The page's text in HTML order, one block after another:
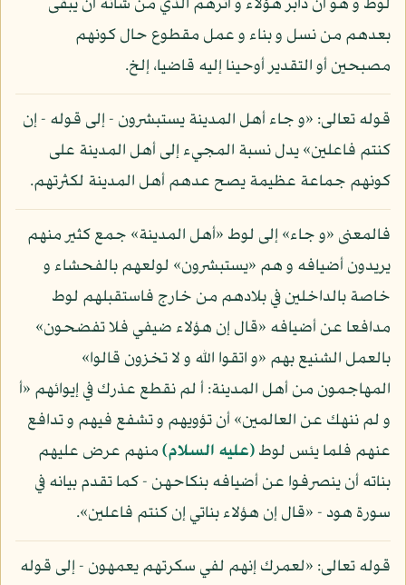
لوط و هو أن دابر هؤلاء و أثرهم الذي من شأنه أن يبقى
بعدهم من نسل و بناء و عمل مقطوع حال كونهم
مصبحين أو التقدير أوحينا إليه قاضيا، إلخ.
قوله تعالى: «و جاء أهل المدينة يستبشرون - إلى قوله - إن
كنتم فاعلين» يدل نسبة المجيء إلى أهل المدينة على
كونهم جماعة عظيمة يصح عدهم أهل المدينة لكثرتهم.
فالمعنى «و جاء» إلى لوط «أهل المدينة» جمع كثير منهم
يريدون أضيافه و هم «يستبشرون» لولعهم بالفحشاء و
خاصة بالداخلين في بلادهم من خارج فاستقبلهم لوط
مدافعا عن أضيافه «قال إن هؤلاء ضيفي فلا تفضحون»
بالعمل الشنيع بهم «و اتقوا الله و لا تخزون قالوا»
المهاجمون من أهل المدينة: أ لم نقطع عذرك في إيوائهم «أ
و لم ننهك عن العالمين» أن تؤويهم و تشفع فيهم و تدافع
عنهم فلما يئس لوط(عليه السلام)منهم عرض عليهم
بناته أن ينصرفوا عن أضيافه بنكاحهن - كما تقدم بيانه في
سورة هود - «قال إن هؤلاء بناتي إن كنتم فاعلين».
قوله تعالى: «لعمرك إنهم لفي سكرتهم يعمهون - إلى قوله